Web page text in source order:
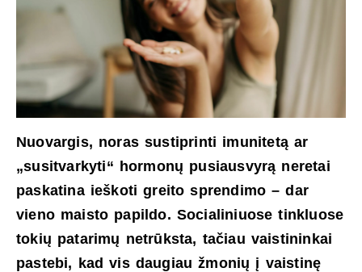
Nuovargis, noras sustiprinti imunitetą ar
„susitvarkyti“ hormonų pusiausvyrą neretai
paskatina ieškoti greito sprendimo – dar
vieno maisto papildo. Socialiniuose tinkluose
tokių patarimų netrūksta, tačiau vaistininkai
pastebi, kad vis daugiau žmonių į vaistinę